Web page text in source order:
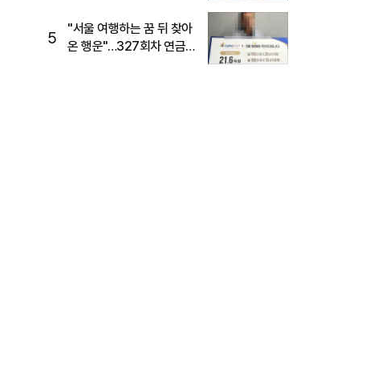
5
"서울 여행하는 꿈 뒤 찾아
온 행운"…327회차 연금